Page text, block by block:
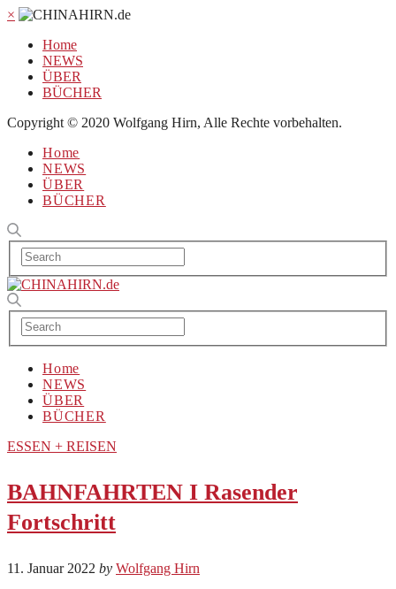
×
Home
NEWS
ÜBER
BÜCHER
Copyright © 2020 Wolfgang Hirn, Alle Rechte vorbehalten.
Home
NEWS
ÜBER
BÜCHER
Home
NEWS
ÜBER
BÜCHER
ESSEN + REISEN
BAHNFAHRTEN I Rasender
Fortschritt
11. Januar 2022 by Wolfgang Hirn